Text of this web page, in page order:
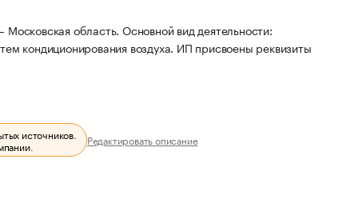
область. Основной вид деятельности:
кондиционирования воздуха. ИП присвоены реквизиты
источников. Редактировать описание